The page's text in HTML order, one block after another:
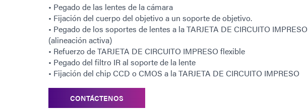
• Pegado de las lentes de la cámara
• Fijación del cuerpo del objetivo a un soporte de objetivo.
• Pegado de los soportes de lentes a la TARJETA DE CIRCUITO IMPRESO
(alineación activa)
• Refuerzo de TARJETA DE CIRCUITO IMPRESO flexible
• Pegado del filtro IR al soporte de la lente
• Fijación del chip CCD o CMOS a la TARJETA DE CIRCUITO IMPRESO
CONTÁCTENOS